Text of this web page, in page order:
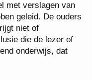
met verslagen van
geleid. De ouders
niet of
die de lezer of
onderwijs, dat